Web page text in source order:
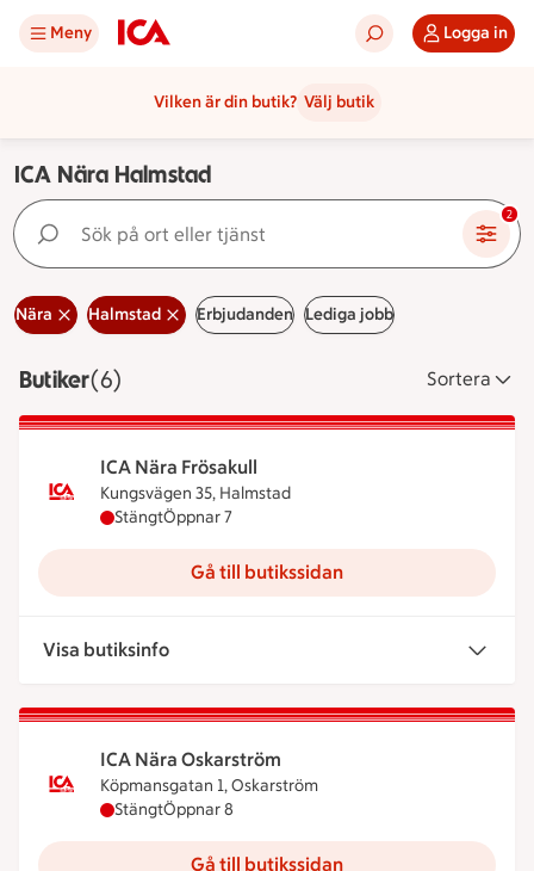
Meny Logga in
Vilken är din butik? Välj butik
ICA Nära Halmstad
Sök på ort eller tjänst 2
Nära Halmstad Erbjudanden Lediga jobb
ButikerVisar 6 stycken
(6) Sortera
ICA Nära Frösakull
Kungsvägen 35, Halmstad
ICA Nära Frösakull har stängt, öppnar klockan 7
StängtÖppnar 7
Gå till butikssidan
Visa butiksinfo
ICA Nära Oskarström
Köpmansgatan 1, Oskarström
ICA Nära Oskarström har stängt, öppnar klockan 8
StängtÖppnar 8
Gå till butikssidan